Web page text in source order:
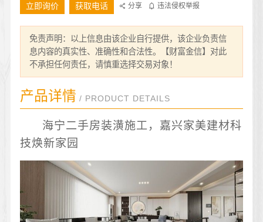
立即询价 获取电话 分享 违法侵权举报
免责声明：以上信息由该企业自行提供，该企业负责信
息内容的真实性、准确性和合法性。【财富金信】对此
不承担任何责任，请慎重选择交易对象！
产品详情 / PRODUCT DETAILS
海宁二手房装潢施工，嘉兴家美建材科
技焕新家园